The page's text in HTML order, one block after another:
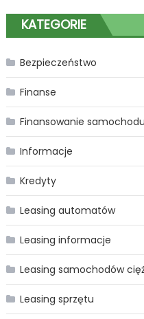
KATEGORIE
Bezpieczeństwo
Finanse
Finansowanie samochodu
Informacje
Kredyty
Leasing automatów
Leasing informacje
Leasing samochodów
Leasing sprzętu